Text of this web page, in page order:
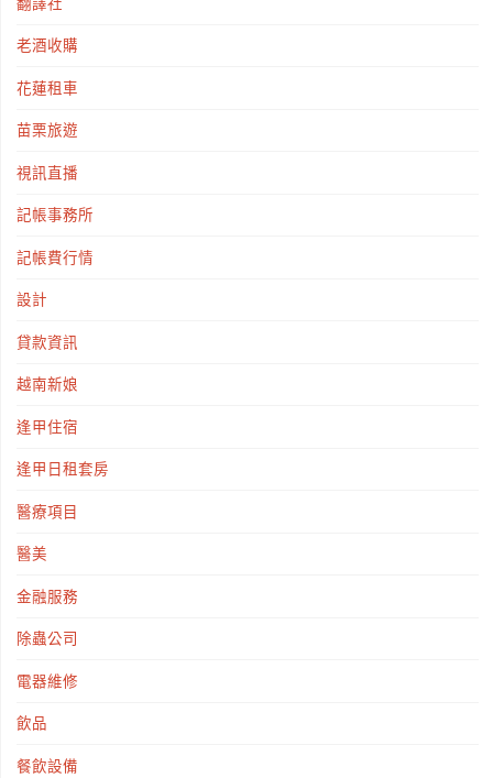
老酒收購
花蓮租車
苗栗旅遊
視訊直播
記帳事務所
記帳費行情
設計
貸款資訊
越南新娘
逢甲住宿
逢甲日租套房
醫療項目
醫美
金融服務
除蟲公司
電器維修
飲品
餐飲設備